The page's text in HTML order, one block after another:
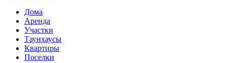
Дома
Аренда
Участки
Таунхаусы
Квартиры
Поселки